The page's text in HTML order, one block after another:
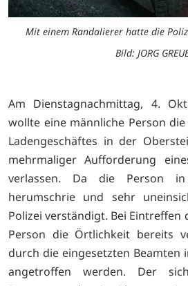
Mit einem Randalierer hatte die
Bild: JORG
Am Dienstagnachmittag, 4.
wollte eine männliche Person
Ladengeschäftes in der
mehrmaliger Aufforderung
verlassen. Da die Person in
herumschrie und sehr
Polizei verständigt. Bei Eintreffen
Person die Örtlichkeit bereits
durch die eingesetzten Beamten
angetroffen werden. Der